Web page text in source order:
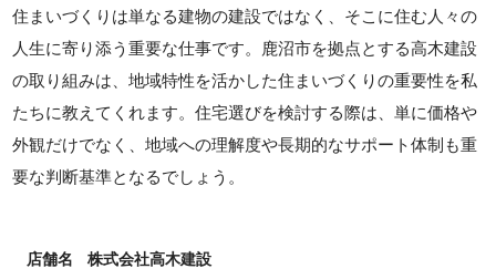
住まいづくりは単なる建物の建設ではなく、そこに住む人々の
人生に寄り添う重要な仕事です。鹿沼市を拠点とする高木建設
の取り組みは、地域特性を活かした住まいづくりの重要性を私
たちに教えてくれます。住宅選びを検討する際は、単に価格や
外観だけでなく、地域への理解度や長期的なサポート体制も重
要な判断基準となるでしょう。
店舗名 株式会社高木建設